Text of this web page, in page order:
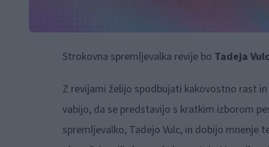
Strokovna spremljevalka revije bo Tadeja
Z revijami želijo spodbujati kakovostno rast
vabijo, da se predstavijo s kratkim izborom
spremljevalko, Tadejo Vulc, in dobijo mnenje